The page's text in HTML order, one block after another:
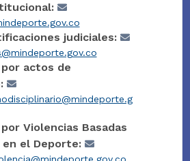
judiciales:
por actos de
Violencias Basadas
en el Deporte: